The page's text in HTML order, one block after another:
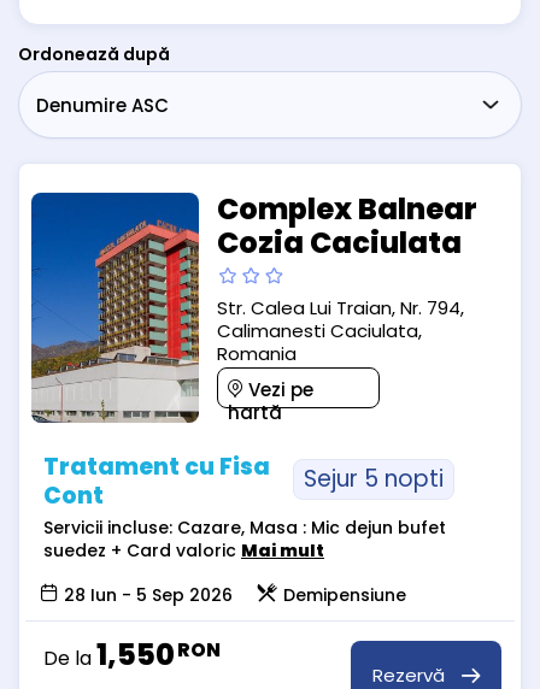
Ordonează după
Complex Balnear
Cozia Caciulata
Str. Calea Lui Traian, Nr. 794,
Calimanesti Caciulata,
Romania
Vezi pe
hartă
Tratament cu Fisa
Cont
Sejur 5 nopti
Servicii incluse: Cazare, Masa : Mic dejun bufet
suedez + Card valoric Mai mult
28 Iun - 5 Sep 2026
Demipensiune
De la1,550RON
Rezervă